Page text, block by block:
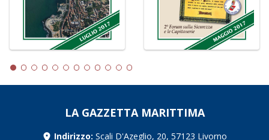
LA GAZZETTA MARITTIMA
Indirizzo: Scali D'Azeglio, 20, 57123 Livorno